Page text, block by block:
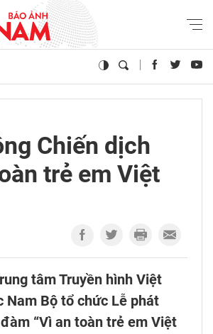
Chiến dịch
trẻ em Việt
tâm Truyền hình Việt
Nam Bộ tổ chức Lễ phát
“Vì an toàn trẻ em Việt